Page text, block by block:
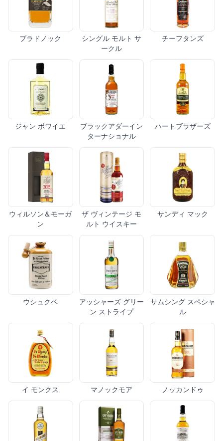
ブラドノック
シングル モルト サ
ークル
チーフタンズ
ジャン ボワイエ
ブラックアダーイン
ターナショナル
ハートブラザーズ
ウィルソン＆モーガ
ン
ザ ヴィンテージ モ
ルト ウイスキー
サンディ マック
ウシュクベ
アッシャーズ グリー
ン ストライプ
サムシング スペシャ
ル
イ モンクス マノックモア ノッカンドゥ